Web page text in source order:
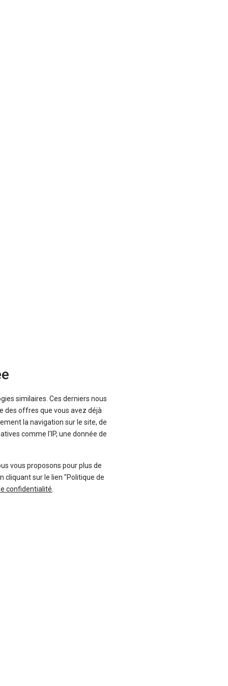
-11 %
similaires. Ces derniers nous
des offres que vous avez déjà
la navigation sur le site, de
comme l'IP, une donnée de
vous proposons pour plus de
cliquant sur le lien "Politique de
confidentialité